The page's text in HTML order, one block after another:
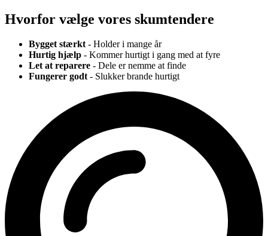
Hvorfor vælge vores skumtendere
Bygget stærkt- Holder i mange år
Hurtig hjælp - Kommer hurtigt i gang med at fyre
Let at reparere - Dele er nemme at finde
Fungerer godt- Slukker brande hurtigt